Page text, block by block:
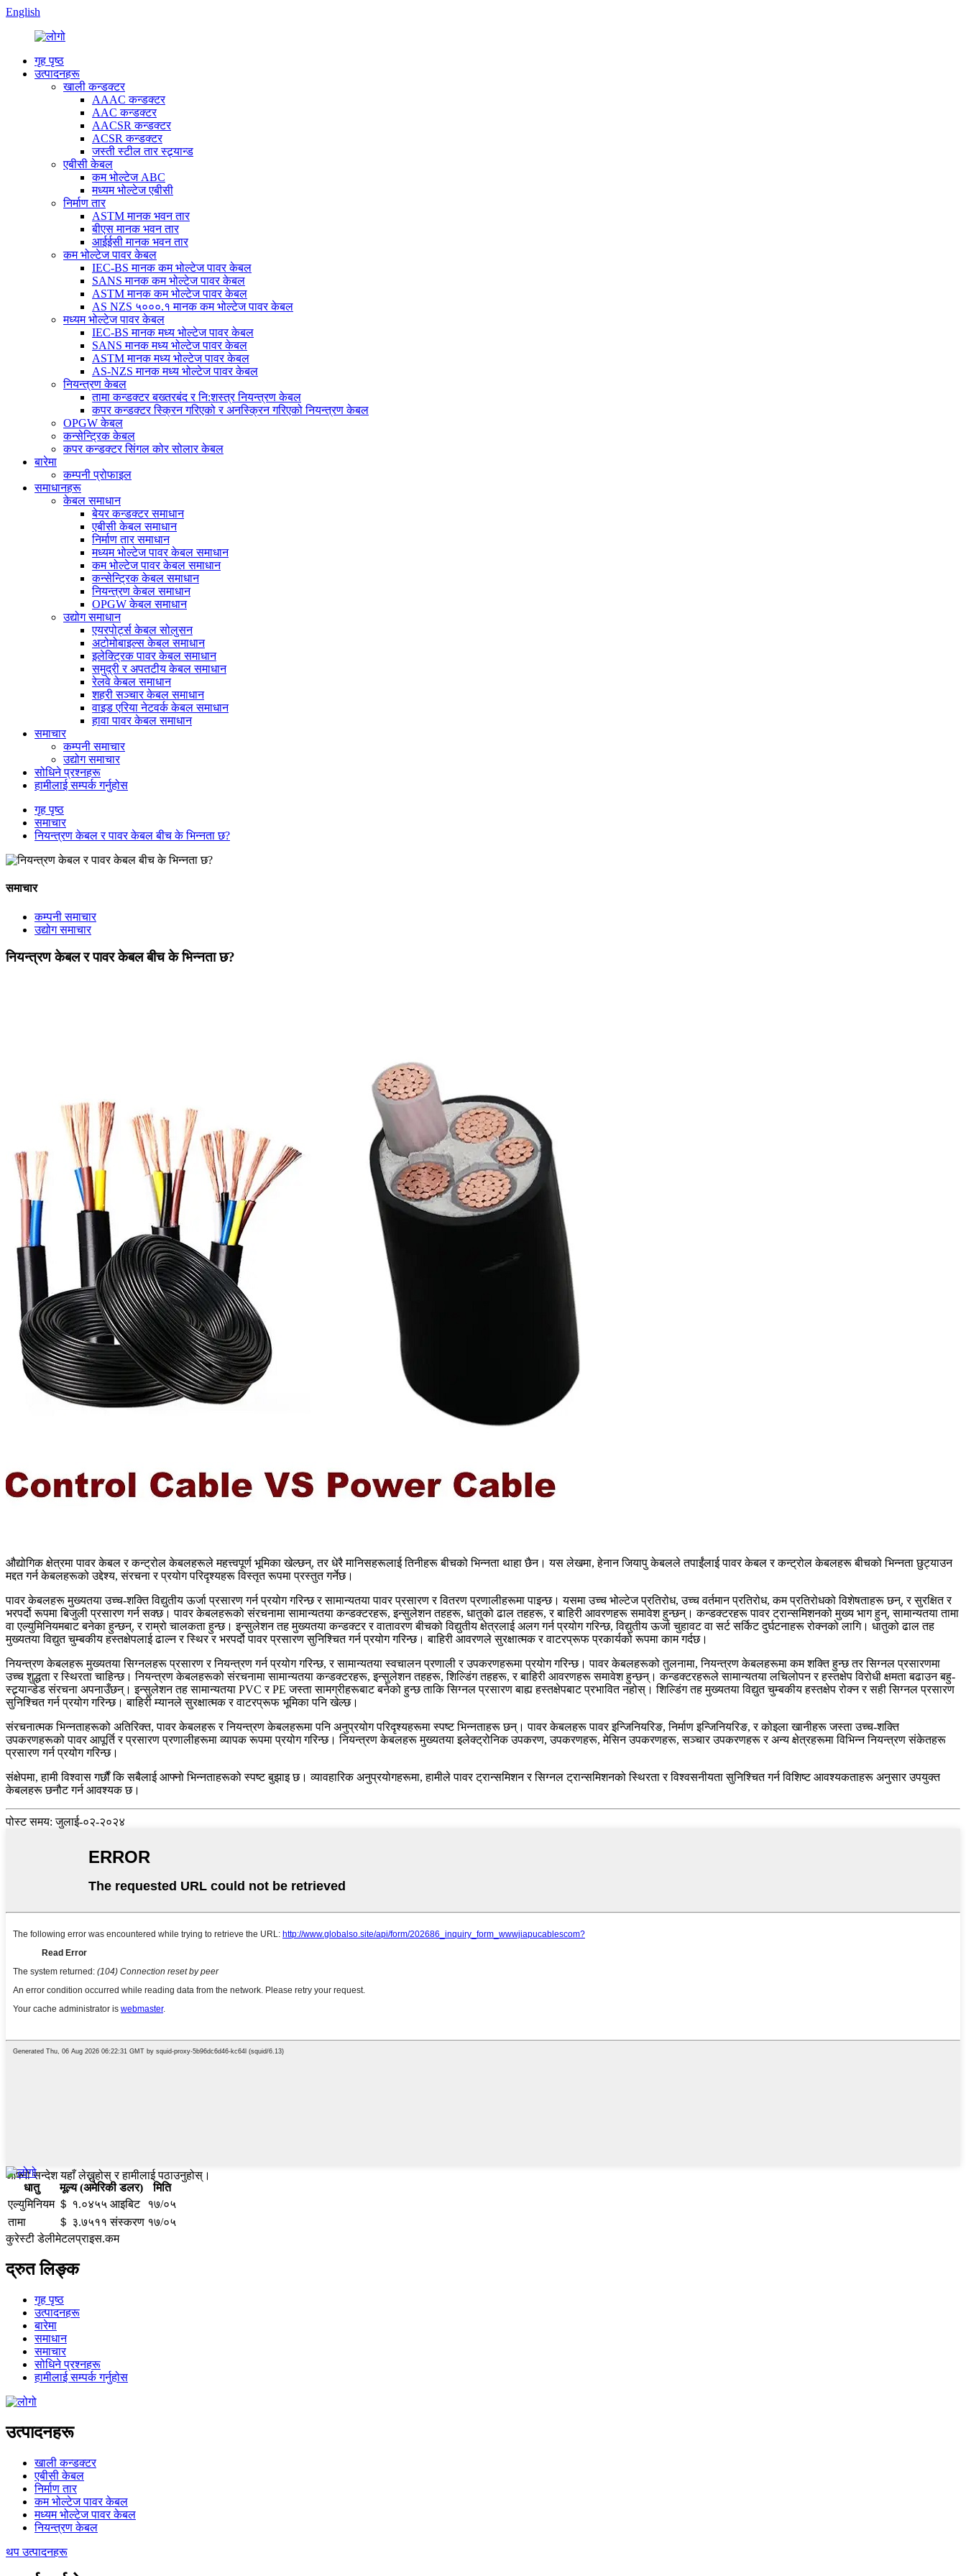
English
गृह पृष्ठ
उत्पादनहरू
खाली कन्डक्टर
AAAC कन्डक्टर
AAC कन्डक्टर
AACSR कन्डक्टर
ACSR कन्डक्टर
जस्ती स्टील तार स्ट्र्यान्ड
एबीसी केबल
कम भोल्टेज ABC
मध्यम भोल्टेज एबीसी
निर्माण तार
ASTM मानक भवन तार
बीएस मानक भवन तार
आईईसी मानक भवन तार
कम भोल्टेज पावर केबल
IEC-BS मानक कम भोल्टेज पावर केबल
SANS मानक कम भोल्टेज पावर केबल
ASTM मानक कम भोल्टेज पावर केबल
AS NZS ५०००.१ मानक कम भोल्टेज पावर केबल
मध्यम भोल्टेज पावर केबल
IEC-BS मानक मध्य भोल्टेज पावर केबल
SANS मानक मध्य भोल्टेज पावर केबल
ASTM मानक मध्य भोल्टेज पावर केबल
AS-NZS मानक मध्य भोल्टेज पावर केबल
नियन्त्रण केबल
तामा कन्डक्टर बख्तरबंद र नि:शस्त्र नियन्त्रण केबल
कपर कन्डक्टर स्क्रिन गरिएको र अनस्क्रिन गरिएको नियन्त्रण केबल
OPGW केबल
कन्सेन्ट्रिक केबल
कपर कन्डक्टर सिंगल कोर सोलार केबल
बारेमा
कम्पनी प्रोफाइल
समाधानहरू
केबल समाधान
बेयर कन्डक्टर समाधान
एबीसी केबल समाधान
निर्माण तार समाधान
मध्यम भोल्टेज पावर केबल समाधान
कम भोल्टेज पावर केबल समाधान
कन्सेन्ट्रिक केबल समाधान
नियन्त्रण केबल समाधान
OPGW केबल समाधान
उद्योग समाधान
एयरपोर्ट्स केबल सोलुसन
अटोमोबाइल्स केबल समाधान
इलेक्ट्रिक पावर केबल समाधान
समुद्री र अपतटीय केबल समाधान
रेलवे केबल समाधान
शहरी सञ्चार केबल समाधान
वाइड एरिया नेटवर्क केबल समाधान
हावा पावर केबल समाधान
समाचार
कम्पनी समाचार
उद्योग समाचार
सोधिने प्रश्नहरू
हामीलाई सम्पर्क गर्नुहोस
गृह पृष्ठ
समाचार
नियन्त्रण केबल र पावर केबल बीच के भिन्नता छ?
समाचार
कम्पनी समाचार
उद्योग समाचार
नियन्त्रण केबल र पावर केबल बीच के भिन्नता छ?
औद्योगिक क्षेत्रमा पावर केबल र कन्ट्रोल केबलहरूले महत्त्वपूर्ण भूमिका खेल्छन्, तर धेरै मानिसहरूलाई तिनीहरू बीचको भिन्नता थाहा छैन। यस लेखमा, हेनान जियापु केबलले तपाईंलाई पावर केबल र कन्ट्रोल केबलहरू बीचको भिन्नता छुट्याउन
मद्दत गर्न केबलहरूको उद्देश्य, संरचना र प्रयोग परिदृश्यहरू विस्तृत रूपमा प्रस्तुत गर्नेछ।
पावर केबलहरू मुख्यतया उच्च-शक्ति विद्युतीय ऊर्जा प्रसारण गर्न प्रयोग गरिन्छ र सामान्यतया पावर प्रसारण र वितरण प्रणालीहरूमा पाइन्छ। यसमा उच्च भोल्टेज प्रतिरोध, उच्च वर्तमान प्रतिरोध, कम प्रतिरोधको विशेषताहरू छन्, र सुरक्षित र
भरपर्दो रूपमा बिजुली प्रसारण गर्न सक्छ। पावर केबलहरूको संरचनामा सामान्यतया कन्डक्टरहरू, इन्सुलेशन तहहरू, धातुको ढाल तहहरू, र बाहिरी आवरणहरू समावेश हुन्छन्। कन्डक्टरहरू पावर ट्रान्समिशनको मुख्य भाग हुन्, सामान्यतया तामा
वा एल्युमिनियमबाट बनेका हुन्छन्, र राम्रो चालकता हुन्छ। इन्सुलेशन तह मुख्यतया कन्डक्टर र वातावरण बीचको विद्युतीय क्षेत्रलाई अलग गर्न प्रयोग गरिन्छ, विद्युतीय ऊर्जा चुहावट वा सर्ट सर्किट दुर्घटनाहरू रोक्नको लागि। धातुको ढाल तह
मुख्यतया विद्युत चुम्बकीय हस्तक्षेपलाई ढाल्न र स्थिर र भरपर्दो पावर प्रसारण सुनिश्चित गर्न प्रयोग गरिन्छ। बाहिरी आवरणले सुरक्षात्मक र वाटरप्रूफ प्रकार्यको रूपमा काम गर्दछ।
नियन्त्रण केबलहरू मुख्यतया सिग्नलहरू प्रसारण र नियन्त्रण गर्न प्रयोग गरिन्छ, र सामान्यतया स्वचालन प्रणाली र उपकरणहरूमा प्रयोग गरिन्छ। पावर केबलहरूको तुलनामा, नियन्त्रण केबलहरूमा कम शक्ति हुन्छ तर सिग्नल प्रसारणमा
उच्च शुद्धता र स्थिरता चाहिन्छ। नियन्त्रण केबलहरूको संरचनामा सामान्यतया कन्डक्टरहरू, इन्सुलेशन तहहरू, शिल्डिंग तहहरू, र बाहिरी आवरणहरू समावेश हुन्छन्। कन्डक्टरहरूले सामान्यतया लचिलोपन र हस्तक्षेप विरोधी क्षमता बढाउन बहु-
स्ट्र्यान्डेड संरचना अपनाउँछन्। इन्सुलेशन तह सामान्यतया PVC र PE जस्ता सामग्रीहरूबाट बनेको हुन्छ ताकि सिग्नल प्रसारण बाह्य हस्तक्षेपबाट प्रभावित नहोस्। शिल्डिंग तह मुख्यतया विद्युत चुम्बकीय हस्तक्षेप रोक्न र सही सिग्नल प्रसारण
सुनिश्चित गर्न प्रयोग गरिन्छ। बाहिरी म्यानले सुरक्षात्मक र वाटरप्रूफ भूमिका पनि खेल्छ।
संरचनात्मक भिन्नताहरूको अतिरिक्त, पावर केबलहरू र नियन्त्रण केबलहरूमा पनि अनुप्रयोग परिदृश्यहरूमा स्पष्ट भिन्नताहरू छन्। पावर केबलहरू पावर इन्जिनियरिङ, निर्माण इन्जिनियरिङ, र कोइला खानीहरू जस्ता उच्च-शक्ति
उपकरणहरूको पावर आपूर्ति र प्रसारण प्रणालीहरूमा व्यापक रूपमा प्रयोग गरिन्छ। नियन्त्रण केबलहरू मुख्यतया इलेक्ट्रोनिक उपकरण, उपकरणहरू, मेसिन उपकरणहरू, सञ्चार उपकरणहरू र अन्य क्षेत्रहरूमा विभिन्न नियन्त्रण संकेतहरू
प्रसारण गर्न प्रयोग गरिन्छ।
संक्षेपमा, हामी विश्वास गर्छौं कि सबैलाई आफ्नो भिन्नताहरूको स्पष्ट बुझाइ छ। व्यावहारिक अनुप्रयोगहरूमा, हामीले पावर ट्रान्समिशन र सिग्नल ट्रान्समिशनको स्थिरता र विश्वसनीयता सुनिश्चित गर्न विशिष्ट आवश्यकताहरू अनुसार उपयुक्त
केबलहरू छनौट गर्न आवश्यक छ।
पोस्ट समय: जुलाई-०२-२०२४
आफ्नो सन्देश यहाँ लेख्नुहोस् र हामीलाई पठाउनुहोस्।
धातु
मूल्य (अमेरिकी डलर)
मिति
एल्युमिनियम ＄ १.०४५५ आइबिट
१७/०५
तामा
＄ ३.७५११ संस्करण १७/०५
कुरेस्टी डेलीमेटलप्राइस.कम
द्रुत लिङ्क
गृह पृष्ठ
उत्पादनहरू
बारेमा
समाधान
समाचार
सोधिने प्रश्नहरू
हामीलाई सम्पर्क गर्नुहोस
उत्पादनहरू
खाली कन्डक्टर
एबीसी केबल
निर्माण तार
कम भोल्टेज पावर केबल
मध्यम भोल्टेज पावर केबल
नियन्त्रण केबल
थप उत्पादनहरू